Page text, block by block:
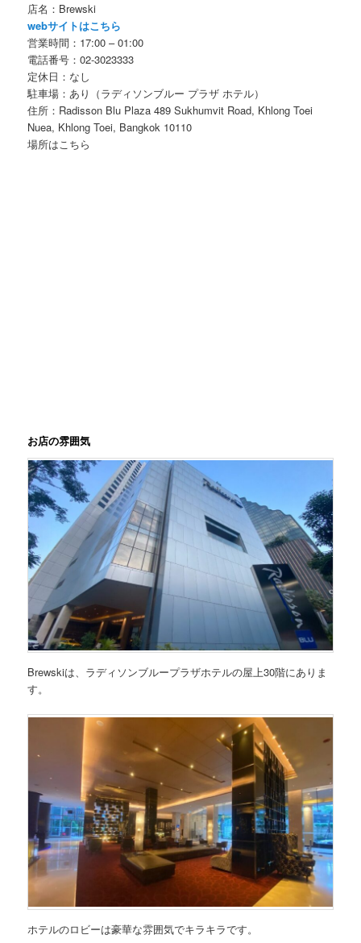
店名：Brewski
webサイトはこちら
営業時間：17:00 – 01:00
電話番号：02-3023333
定休日：なし
駐車場：あり（ラディソンブルー プラザ ホテル）
住所：Radisson Blu Plaza 489 Sukhumvit Road, Khlong Toei
Nuea, Khlong Toei, Bangkok 10110
場所はこちら
お店の雰囲気
Brewskiは、ラディソンブループラザホテルの屋上30階にありま
す。
ホテルのロビーは豪華な雰囲気でキラキラです。